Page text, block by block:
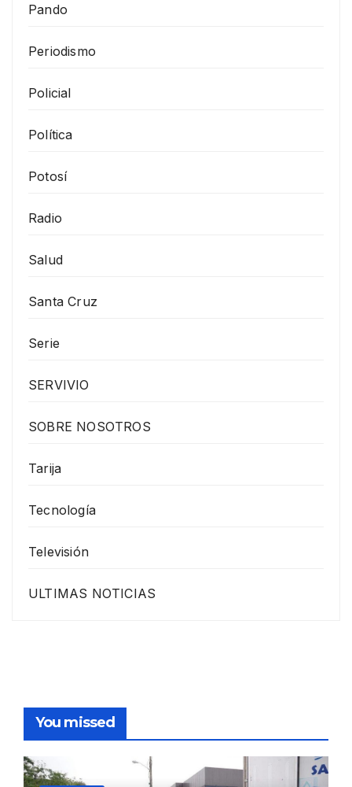
Pando
Periodismo
Policial
Política
Potosí
Radio
Salud
Santa Cruz
Serie
SERVIVIO
SOBRE NOSOTROS
Tarija
Tecnología
Televisión
ULTIMAS NOTICIAS
You missed